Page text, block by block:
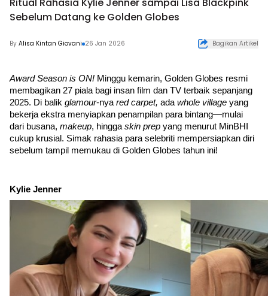
Sebelum Datang ke Golden Globes
By Alisa Kintan Giovani 26 Jan 2026 Bagikan Artikel
Award Season is ON! Minggu kemarin, Golden Globes resmi
membagikan 27 piala bagi insan film dan TV terbaik sepanjang
2025. Di balik glamour-nya red carpet, ada whole village yang
bekerja ekstra menyiapkan penampilan para bintang—mulai
dari busana, makeup, hingga skin prep yang menurut MinBHI
cukup krusial. Simak rahasia para selebriti mempersiapkan diri
sebelum tampil memukau di Golden Globes tahun ini!
Kylie Jenner